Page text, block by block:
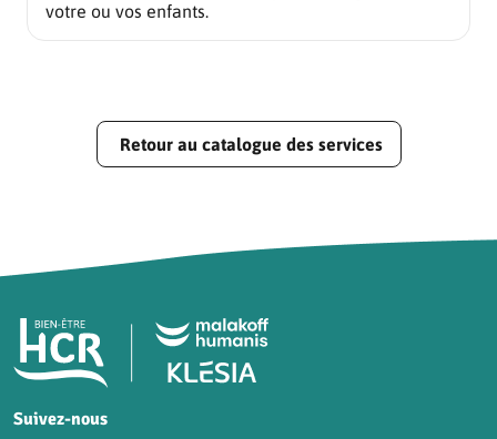
votre ou vos enfants.
Retour au catalogue des services
Pied de page HCR Bien-Être
Suivez-nous